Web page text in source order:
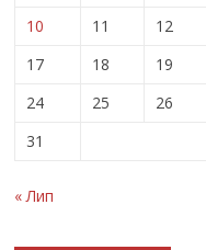
10
11 12
17
18 19
24
25 26
31
« Лип